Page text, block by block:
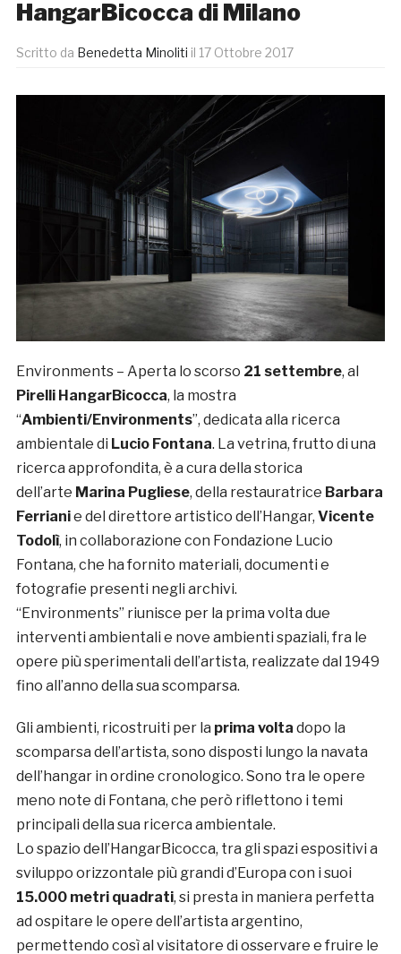
HangarBicocca di Milano
Scritto da Benedetta Minoliti il 17 Ottobre 2017
Environments – Aperta lo scorso 21 settembre, al
Pirelli HangarBicocca, la mostra
“Ambienti/Environments”, dedicata alla ricerca
ambientale di Lucio Fontana. La vetrina, frutto di una
ricerca approfondita, è a cura della storica
dell’arte Marina Pugliese, della restauratrice Barbara
Ferrianie del direttore artistico dell’Hangar, Vicente
Todolì, in collaborazione con Fondazione Lucio
Fontana, che ha fornito materiali, documenti e
fotografie presenti negli archivi.
“Environments” riunisce per la prima volta due
interventi ambientali e nove ambienti spaziali, fra le
opere più sperimentali dell’artista, realizzate dal 1949
fino all’anno della sua scomparsa.
Gli ambienti, ricostruiti per la prima volta dopo la
scomparsa dell’artista, sono disposti lungo la navata
dell’hangar in ordine cronologico. Sono tra le opere
meno note di Fontana, che però riflettono i temi
principali della sua ricerca ambientale.
Lo spazio dell’HangarBicocca, tra gli spazi espositivi a
sviluppo orizzontale più grandi d’Europa con i suoi
15.000 metri quadrati, si presta in maniera perfetta
ad ospitare le opere dell’artista argentino,
permettendo così al visitatore di osservare e fruire le